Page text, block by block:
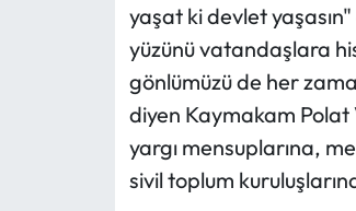
yaşat ki devlet
yüzünü vatandaşlara
gönlümüzü de her
diyen Kaymakam Polat
yargı mensuplarına,
sivil toplum